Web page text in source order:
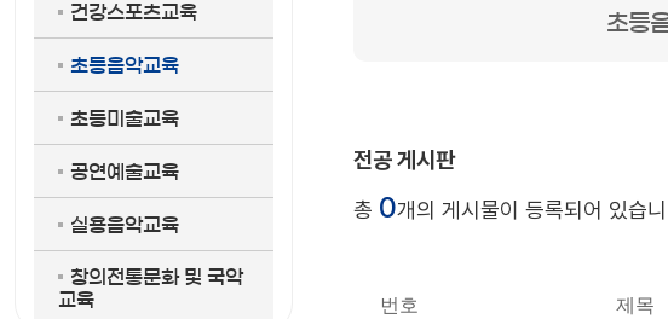
건강스포츠교육
초등음악교육
초등미술교육
공연예술교육
실용음악교육
창의전통문화 및 국악
교육
초등
전공 게시판
총 0개의 게시물이 등록되어 있습
번호 제목